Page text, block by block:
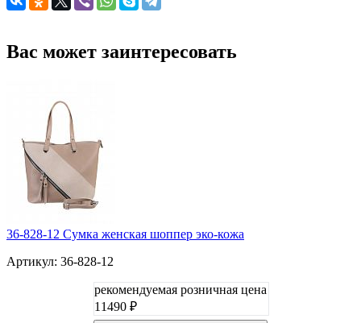
Вас может заинтересовать
36-828-12 Сумка женская шоппер эко-кожа
Артикул: 36-828-12
рекомендуемая розничная цена
11490 ₽